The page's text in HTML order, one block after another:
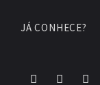
JÁ CONHECE?